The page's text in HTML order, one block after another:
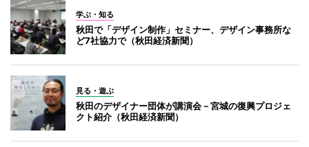
学ぶ・知る
秋田で「デザイン制作」セミナー、デザイン事務所な
ど7社協力で（秋田経済新聞）
見る・遊ぶ
秋田のデザイナー団体が講演会－宮城の復興プロジェ
クト紹介（秋田経済新聞）